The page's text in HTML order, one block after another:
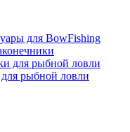
для BowFishing
для рыбной ловли
рыбной ловли